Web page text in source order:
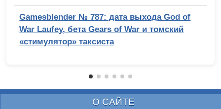
Gamesblender № 787: дата выхода God of
War Laufey, бета Gears of War и томский
«стимулятор» таксиста
О САЙТЕ